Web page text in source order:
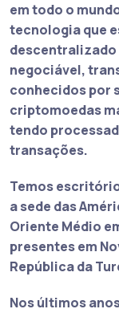
em todo o
tecnologia que
descentralizado
negociável,
conhecidos por
criptomoedas
tendo
transações.
Temos
a sede das
Oriente Médio
presentes em
República da
Nos últimos